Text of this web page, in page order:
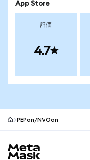
App Store
評価
4.7
PEPon/NVOon